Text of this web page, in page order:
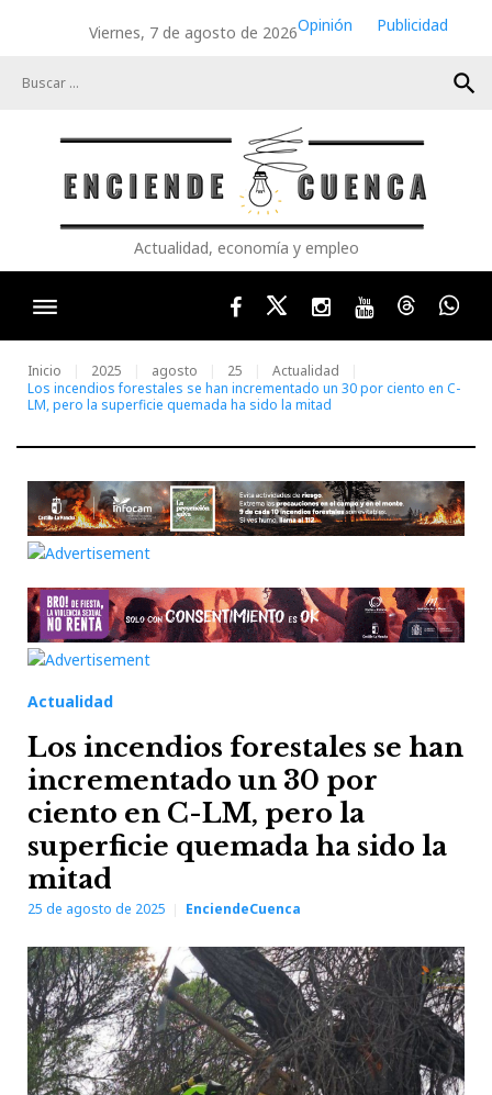
Viernes, 7 de agosto de 2026Opinión
Publicidad
search
Actualidad, economía y empleo
FacebookTwitterInstagram
YoutubeThreads
Inicio 2025 agosto 25
Actualidad
Los incendios forestales se han incrementado un 30 por ciento en C-
LM, pero la superficie quemada ha sido la mitad
Actualidad
Los incendios forestales se han
incrementado un 30 por
ciento en C-LM, pero la
superficie quemada ha sido la
mitad
25 de agosto de 2025 EnciendeCuenca